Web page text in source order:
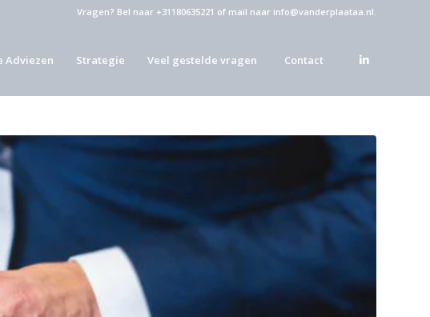
Vragen? Bel naar +31180635221 of mail naar info@vanderplaataa.nl.
Adviezen Strategie Veel gestelde vragen Contact